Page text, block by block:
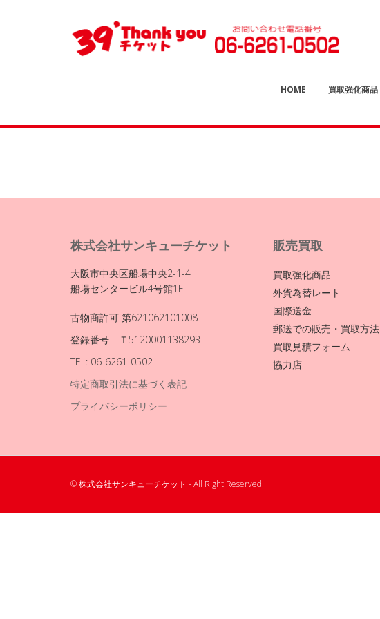
HOME 買取強化商品
株式会社サンキューチケット
大阪市中央区船場中央2-1-4
船場センタービル4号館1F
古物商許可 第621062101008
登録番号 Ｔ5120001138293
TEL: 06-6261-0502
特定商取引法に基づく表記
プライバシーポリシー
販売買取
買取強化商品
外貨為替レート
国際送金
郵送での販売・買取方法
買取見積フォーム
協力店
© 株式会社サンキューチケット - All Right Reserved